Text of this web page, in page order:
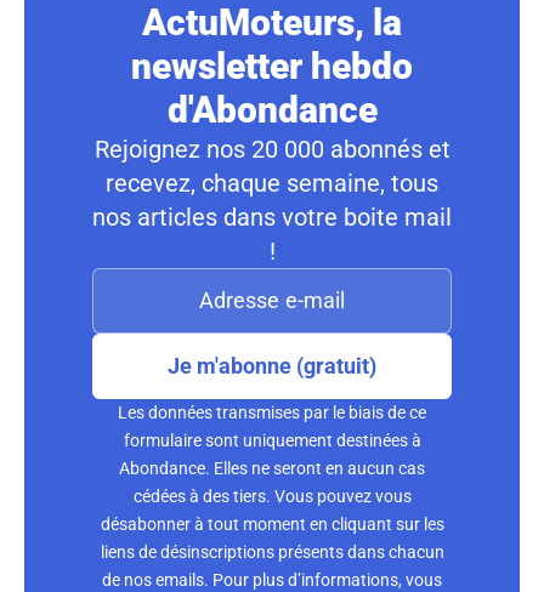
ActuMoteurs, la
newsletter hebdo
d'Abondance
Rejoignez nos 20 000 abonnés et
recevez, chaque semaine, tous
nos articles dans votre boite mail
!
Je m'abonne (gratuit)
Les données transmises par le biais de ce
formulaire sont uniquement destinées à
Abondance. Elles ne seront en aucun cas
cédées à des tiers. Vous pouvez vous
désabonner à tout moment en cliquant sur les
liens de désinscriptions présents dans chacun
de nos emails. Pour plus d’informations, vous